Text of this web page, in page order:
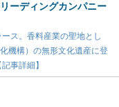
ーディングカンパニー
ス。香料産業の聖地とし
機構）の無形文化遺産に登
事詳細】